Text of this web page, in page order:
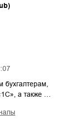
а также …